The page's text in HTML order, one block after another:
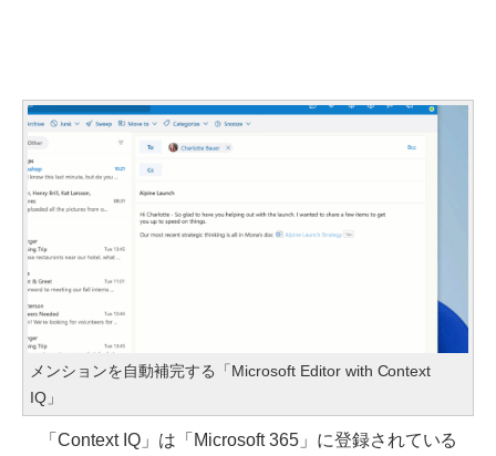
メンションを自動補完する「Microsoft Editor with Context
IQ」
「Context IQ」は「Microsoft 365」に登録されている